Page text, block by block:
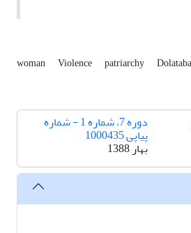
woman Violence patriarchy
دوره 7، شماره 1 - شماره
پیاپی 1000435
بهار 1388